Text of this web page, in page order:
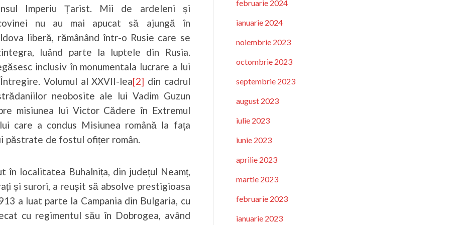
Imperiu Țarist. Mii de ardeleni și
nu au mai apucat să ajungă în
liberă, rămânând într-o Rusie care se
luând parte la luptele din Rusia.
inclusiv în monumentala lucrare a lui
Volumul al XXVII-lea[2] din cadrul
neobosite ale lui Vadim Guzun
misiunea lui Victor Cădere în Extremul
care a condus Misiunea română la fața
păstrate de fostul ofițer român.
localitatea Buhalnița, din județul Neamț,
și surori, a reușit să absolve prestigioasa
a luat parte la Campania din Bulgaria, cu
cu regimentul său în Dobrogea, având
februarie 2024
ianuarie 2024
noiembrie 2023
octombrie 2023
septembrie 2023
august 2023
iulie 2023
iunie 2023
aprilie 2023
martie 2023
februarie 2023
ianuarie 2023